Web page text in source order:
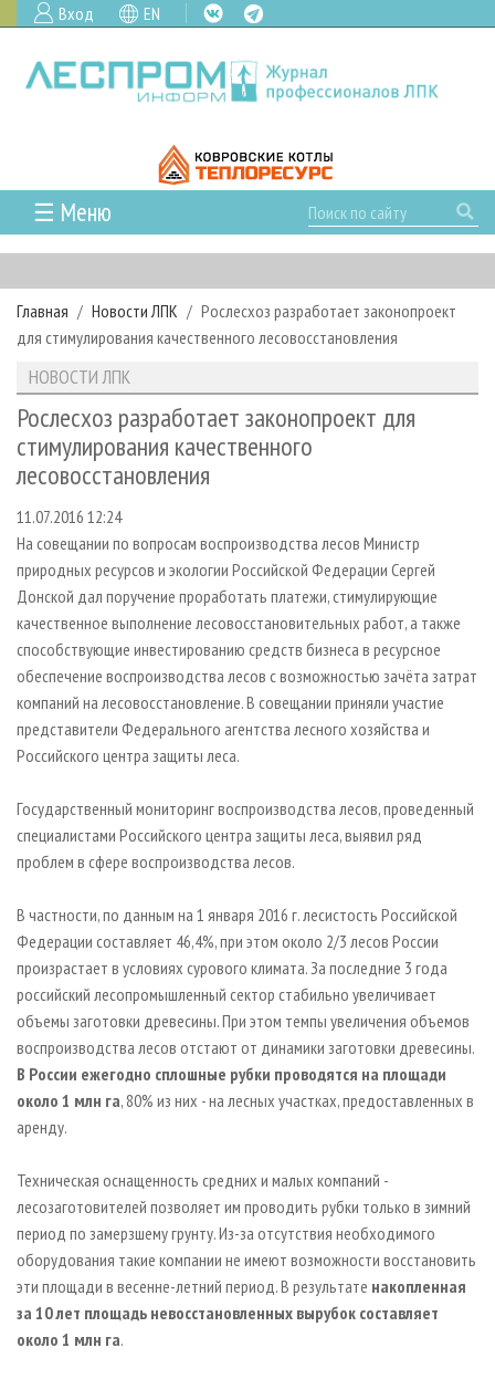
Вход EN
☰ Меню
ГЛАВНАЯ
РУБРИКИ И ТЕМЫ
РУБРИКИ ЖУРНАЛА
ЛЕСОЗАГОТОВКА
ЛЕСОПИЛЕНИЕ
ДЕРЕВООБРАБОТКА
СУШКА ДРЕВЕСИНЫ
ПРОИЗВОДСТВО ДРЕВЕСНЫХ ПЛИТ
ДЕРЕВЯННОЕ ДОМОСТРОЕНИЕ
ПРОИЗВОДСТВО МЕБЕЛИ
БИОЭНЕРГЕТИКА
ЦБП
ИНСТРУМЕНТ И МАТЕРИАЛЫ
НОВОСТИ
НОВОСТИ ЛПК
НОВОСТИ ЖУРНАЛА
НОВОСТИ КОМПАНИЙ
ПРОЕКТЫ ЛПИ
АНАЛИТИКА
ПРЕДПРИЯТИЯ ЛПК
ЛЕСНЫЕ РЕГИОНЫ РОССИИ
ПЕРСОНЫ
МОБИЛЬНЫЕ ВЫСТАВКИ
ОФИЦИАЛЬНЫЕ ДЕЛЕГАЦИИ
ПРИОРИТЕТНЫЕ ИНВЕСТПРОЕКТЫ
RUSSIAN FORESTRY REVIEW
ГАЗЕТА ЛЕСПРОМФОРУМ
БИБЛИОТЕКА СПЕЦИАЛИСТА
АРХИВ ЖУРНАЛОВ
СТАТЬИ
О ЖУРНАЛЕ
ПОДПИСКА
КОНТАКТЫ
РЕКЛАМОДАТЕЛЯМ
РЕКЛАМА
РЕКЛАМА НА САЙТЕ
Главная Новости ЛПК
Рослесхоз разработает законопроект
для стимулирования качественного лесовосстановления
НОВОСТИ ЛПК
Рослесхоз разработает законопроект для
стимулирования качественного
лесовосстановления
11.07.2016 12:24
На совещании по вопросам воспроизводства лесов Министр
природных ресурсов и экологии Российской Федерации Сергей
Донской дал поручение проработать платежи, стимулирующие
качественное выполнение лесовосстановительных работ, а также
способствующие инвестированию средств бизнеса в ресурсное
обеспечение воспроизводства лесов с возможностью зачёта затрат
компаний на лесовосстановление. В совещании приняли участие
представители Федерального агентства лесного хозяйства и
Российского центра защиты леса.
Государственный мониторинг воспроизводства лесов, проведенный
специалистами Российского центра защиты леса, выявил ряд
проблем в сфере воспроизводства лесов.
В частности, по данным на 1 января 2016 г. лесистость Российской
Федерации составляет 46,4%, при этом около 2/3 лесов России
произрастает в условиях сурового климата. За последние 3 года
российский лесопромышленный сектор стабильно увеличивает
объемы заготовки древесины. При этом темпы увеличения объемов
воспроизводства лесов отстают от динамики заготовки древесины.
В России ежегодно сплошные рубки проводятся на площади
около 1 млн га, 80% из них - на лесных участках, предоставленных в
аренду.
Техническая оснащенность средних и малых компаний -
лесозаготовителей позволяет им проводить рубки только в зимний
период по замерзшему грунту. Из-за отсутствия необходимого
оборудования такие компании не имеют возможности восстановить
эти площади в весенне-летний период. В результате накопленная
за 10 лет площадь невосстановленных вырубок составляет
около 1 млн га.